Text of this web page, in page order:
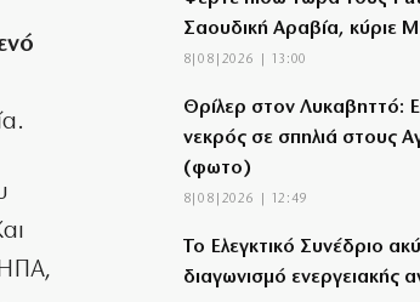
ΗΠΑ,
Σαουδική Αραβία, κύριε
8|08|2026 | 13:00
Θρίλερ στον Λυκαβηττό:
νεκρός σε σπηλιά στους
(φωτο)
8|08|2026 | 12:49
Το Ελεγκτικό Συνέδριο
διαγωνισμό ενεργειακής